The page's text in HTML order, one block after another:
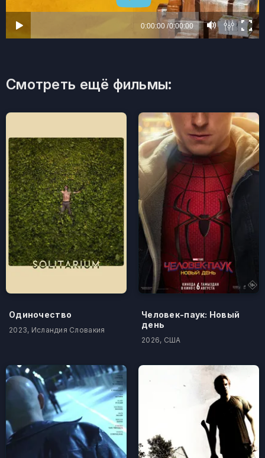
Смотреть ещё фильмы:
Одиночество
2023, Исландия Словакия
Человек-паук: Новый
день
2026, США